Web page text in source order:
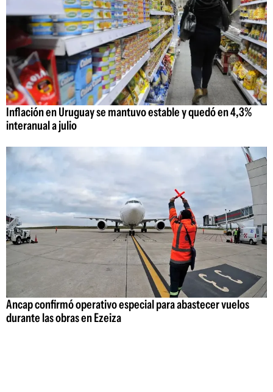
Inflación en Uruguay se mantuvo estable y quedó en 4,3%
interanual a julio
Ancap confirmó operativo especial para abastecer vuelos
durante las obras en Ezeiza